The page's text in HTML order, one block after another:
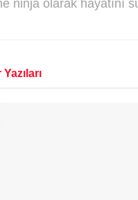
ninja olarak hayatını